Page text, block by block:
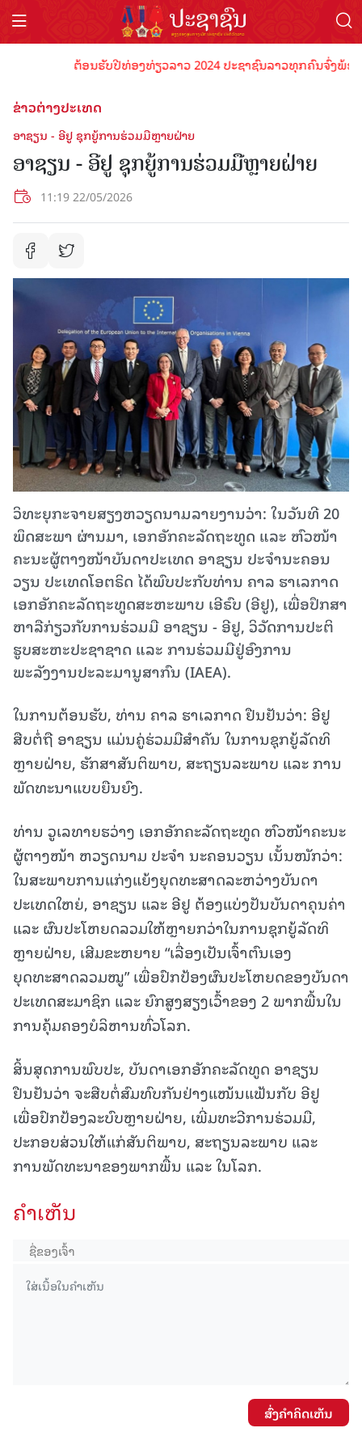
ຕ້ອນຮັບປີທ່ອງທ່ຽວລາວ 2024 ປະຊາຊົນລາວທຸກຄົນຈົ່ງພ້ອມ
ຂ່າວຕ່າງປະເທດ
ອາຊຽນ - ອີຢູ ຊຸກຍູ້ການຮ່ວມມືຫຼາຍຝ່າຍ
ອາຊຽນ - ອີຢູ ຊຸກຍູ້ການຮ່ວມມືຫຼາຍຝ່າຍ
11:19 22/05/2026
ວິທະຍຸກະຈາຍສຽງຫວຽດນາມລາຍງານວ່າ: ໃນວັນ​ທີ 20
ພຶດ​ສະ​ພາ ຜ່ານມາ, ເອກ​ອັກ​ຄະ​ລັດ​ຖະ​ທູດ ແລະ ຫົວ​ໜ້າ​
ຄະ​ນະ​ຜູ້​ຕາງ​ໜ້າ​ບັນ​ດາ​ປະ​ເທດ ອາ​ຊຽນ ປະ​ຈຳ​ນະ​ຄອນ
ວຽນ ປະ​ເທດໂອ​ຕຣິດ ໄດ້​ພົບ​ປະ​ກັບ​ທ່ານ ຄາລ ຮາເລກາດ
ເອກ​ອັກ​ຄະລັດ​ຖະ​ທູດ​ສະ​ຫະ​ພາ​ບ ເອີ​ຣົບ (ອີ​ຢູ), ເພື່ອ​ປຶກ​ສາ​
ຫາ​ລື​ກ່ຽວ​ກັບ​ການ​ຮ່ວມ​ມື ອາ​ຊຽນ - ອີ​ຢູ, ວິ​ວັດ​ການ​ປະ​ຕິ​
ຮູບ​ສະ​ຫະ​ປະ​ຊາ​ຊາດ ແລະ ການ​ຮ່ວມ​ມື​ຢູ່ອົງການ​
ພະລັງງານປະ​ລະ​ມານູ​ສາກົນ (IAEA).
ໃນການຕ້ອນຮັບ, ທ່ານ ຄາລ ຮາເລກາດ ຢືນຢັນວ່າ: ອີຢູ
ສືບຕໍ່ຖື ອາຊຽນ ແມ່ນຄູ່ຮ່ວມມືສຳຄັນ ໃນການຊຸກຍູ້ລັດທິ
ຫຼາຍຝ່າຍ, ຮັກສາສັນຕິພາບ, ສະຖຽນລະພາບ ແລະ ການ
ພັດທະນາແບບຍືນຍົງ.
ທ່ານ ວູເລທາຍຮວ່າງ ເອກອັກຄະລັດຖະທູດ ຫົວໜ້າຄະນະ
ຜູ້ຕາງໜ້າ ຫວຽດນາມ ປະຈຳ ນະຄອນວຽນ ເນັ້ນໜັກວ່າ:
ໃນສະພາບການແກ່ງແຍ້ງຍຸດທະສາດລະຫວ່າງບັນດາ
ປະເທດໃຫຍ່, ອາຊຽນ ແລະ ອີຢູ ຕ້ອງແບ່ງປັນບັນດາຄຸນຄ່າ
ແລະ ຜົນປະໂຫຍດລວມໃຫ້ຫຼາຍກວ່າໃນການຊຸກຍູ້ລັດທິ
ຫຼາຍຝ່າຍ, ເສີມຂະຫຍາຍ “ເລື່ອງເປັນເຈົ້າຕົນເອງ
ຍຸດທະສາດລວມໝູ” ເພື່ອປົກປ້ອງຜົນປະໂຫຍດຂອງບັນດາ
ປະເທດສະມາຊິກ ແລະ ຍົກສູງສຽງເວົ້າຂອງ 2 ພາກພື້ນໃນ
ການຄຸ້ມຄອງບໍລິຫານທົ່ວໂລກ.
ສິ້ນສຸດການພົບປະ, ບັນດາເອກອັກຄະລັດທູດ ອາຊຽນ
ຢືນຢັນວ່າ ຈະສືບຕໍ່ສົມທົບກັນຢ່າງແໜ້ນແຟ້ນກັບ ອີຢູ
ເພື່ອປົກປ້ອງລະບົບຫຼາຍຝ່າຍ, ເພີ່ມທະວີການຮ່ວມມື,
ປະກອບສ່ວນໃຫ້ແກ່ສັນຕິພາບ, ສະຖຽນລະພາບ ແລະ
ການພັດທະນາຂອງພາກພື້ນ ແລະ ໃນໂລກ.
ຄໍາເຫັນ
ສົ່ງຄໍາຄິດເຫັນ